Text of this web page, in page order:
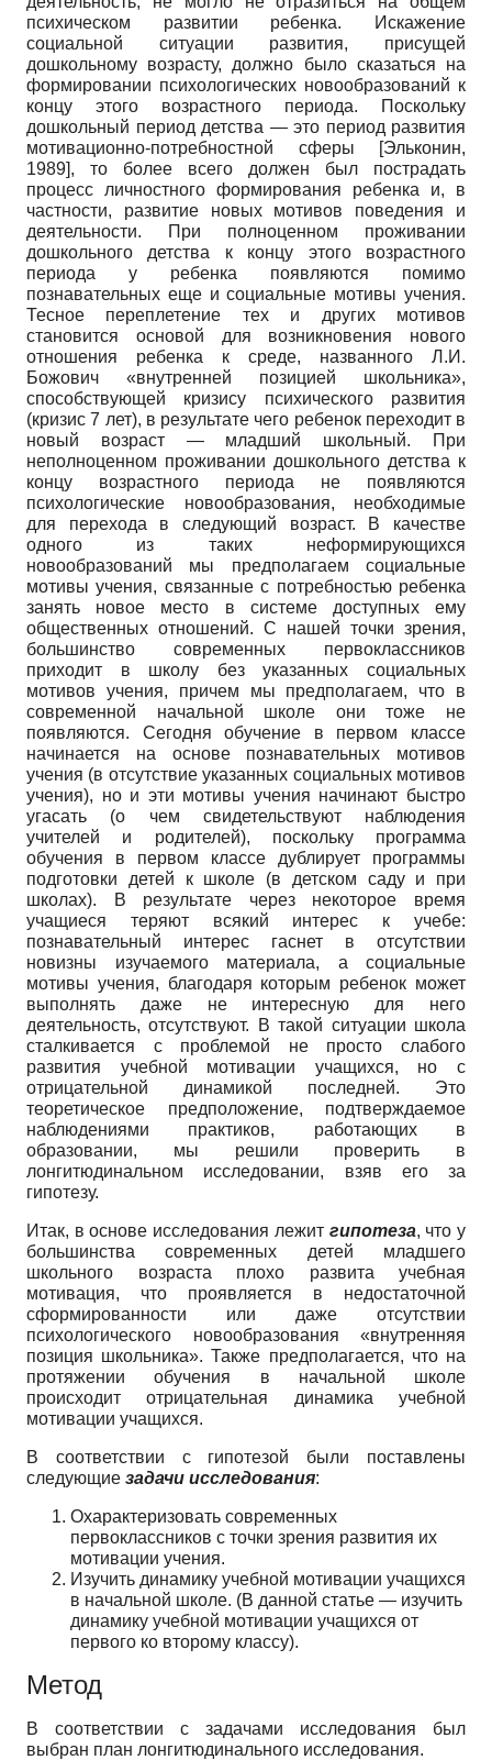
психическом развитии ребенка. Искажение
социальной ситуации развития, присущей
дошкольному возрасту, должно было сказаться на
формировании психологических новообразований к
концу этого возрастного периода. Поскольку
дошкольный период детства — это период развития
мотивационно-потребностной сферы
[Эльконин,
1989], то более всего должен был пострадать
процесс личностного формирования ребенка и, в
частности, развитие новых мотивов поведения и
деятельности. При полноценном проживании
дошкольного детства к концу этого возрастного
периода у ребенка появляются помимо
познавательных еще и социальные мотивы учения.
Тесное переплетение тех и других мотивов
становится основой для возникновения нового
отношения ребенка к среде, названного Л.И.
Божович «внутренней позицией школьника»,
способствующей кризису психического развития
(кризис 7 лет), в результате чего ребенок переходит в
новый возраст — младший школьный. При
неполноценном проживании дошкольного детства к
концу возрастного периода не появляются
психологические новообразования, необходимые
для перехода в следующий возраст. В качестве
одного из таких неформирующихся
новообразований мы предполагаем социальные
мотивы учения, связанные с потребностью ребенка
занять новое место в системе доступных ему
общественных отношений. С нашей точки зрения,
большинство современных первоклассников
приходит в школу без указанных социальных
мотивов учения, причем мы предполагаем, что в
современной начальной школе они тоже не
появляются. Сегодня обучение в первом классе
начинается на основе познавательных мотивов
учения (в отсутствие указанных социальных мотивов
учения), но и эти мотивы учения начинают быстро
угасать (о чем свидетельствуют наблюдения
учителей и родителей), поскольку программа
обучения в первом классе дублирует программы
подготовки детей к школе (в детском саду и при
школах). В результате через некоторое время
учащиеся теряют всякий интерес к учебе:
познавательный интерес гаснет в отсутствии
новизны изучаемого материала, а социальные
мотивы учения, благодаря которым ребенок может
выполнять даже не интересную для него
деятельность, отсутствуют. В такой ситуации школа
сталкивается с проблемой не просто слабого
развития учебной мотивации учащихся, но с
отрицательной динамикой последней. Это
теоретическое предположение, подтверждаемое
наблюдениями практиков, работающих в
образовании, мы решили проверить в
лонгитюдинальном исследовании, взяв его за
гипотезу.
Итак, в основе исследования лежит гипотеза, что у
большинства современных детей младшего
школьного возраста плохо развита учебная
мотивация, что проявляется в недостаточной
сформированности или даже отсутствии
психологического новообразования «внутренняя
позиция школьника». Также предполагается, что на
протяжении обучения в начальной школе
происходит отрицательная динамика учебной
мотивации учащихся.
В соответствии с гипотезой были поставлены
следующие задачи исследования:
Охарактеризовать современных
первоклассников с точки зрения развития их
мотивации учения.
Изучить динамику учебной мотивации учащихся
в начальной школе. (В данной статье — изучить
динамику учебной мотивации учащихся от
первого ко второму классу).
Метод
В соответствии с задачами исследования был
выбран план лонгитюдинального исследования.